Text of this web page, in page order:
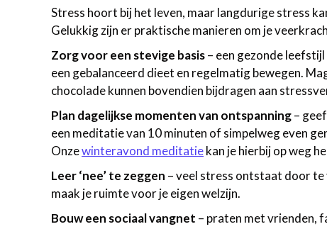
Stress hoort bij het leven, maar langdurige stress
Gelukkig zijn er praktische manieren om je
Zorg voor een stevige basis– een gezonde
een gebalanceerd dieet en regelmatig bewegen.
chocolade kunnen bovendien bijdragen aan
Plan dagelijkse momenten van ontspanning–
een meditatie van 10 minuten of simpelweg even
Onzewinteravond meditatiekan je hierbij op weg
Leer ‘nee’ te zeggen – veel stress ontstaat door te
maak je ruimte voor je eigen welzijn.
Bouw een sociaal vangnet – praten met vrienden,